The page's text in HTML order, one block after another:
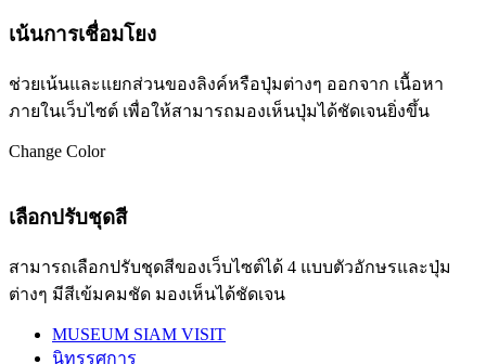
เน้นการเชื่อมโยง
ช่วยเน้นและแยกส่วนของลิงค์หรือปุ่มต่างๆ ออกจาก เนื้อหา
ภายในเว็บไซต์ เพื่อให้สามารถมองเห็นปุ่มได้ชัดเจนยิ่งขึ้น
Change Color
เลือกปรับชุดสี
สามารถเลือกปรับชุดสีของเว็บไซต์ได้ 4 แบบตัวอักษรและปุ่ม
ต่างๆ มีสีเข้มคมชัด มองเห็นได้ชัดเจน
MUSEUM SIAM VISIT
นิทรรศการ